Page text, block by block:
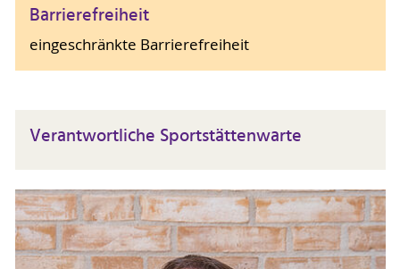
Barrierefreiheit
eingeschränkte Barrierefreiheit
Verantwortliche Sportstättenwarte